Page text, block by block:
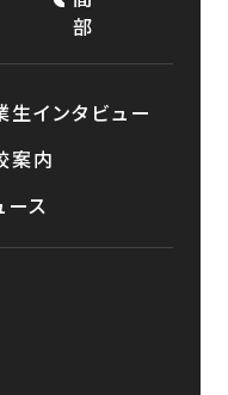
部
生インタビュー
案内
ース